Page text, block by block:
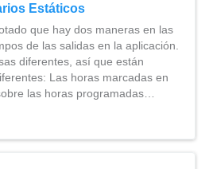
Estáticos
que hay dos maneras en las
de las salidas en la aplicación.
diferentes, así que están
Las horas marcadas en
las horas programadas…